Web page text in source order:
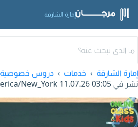
إمارة الشارقة
إمارة الشارقة خدمات
دروس خصوصية
نشر في 11.07.26 03:05